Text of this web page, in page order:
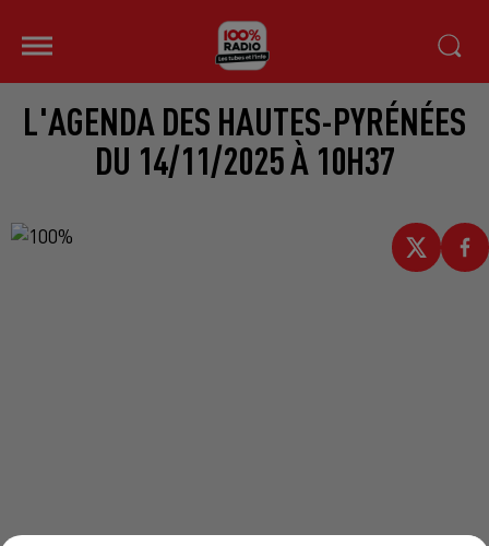
L'AGENDA DES HAUTES-PYRÉNÉES
DU 14/11/2025 À 10H37